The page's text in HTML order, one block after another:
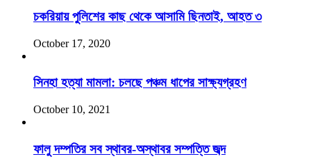
চকরিয়ায় পুলিশের কাছ থেকে আসামি ছিনতাই, আহত ৩
October 17, 2020
সিনহা হত্যা মামলা: চলছে পঞ্চম ধাপের সাক্ষ্যগ্রহণ
October 10, 2021
ফালু দম্পতির সব স্থাবর-অস্থাবর সম্পত্তি জব্দ